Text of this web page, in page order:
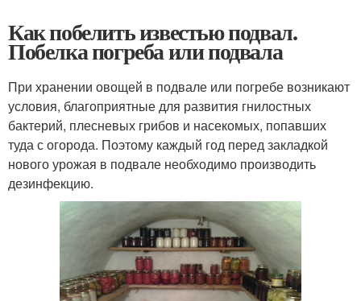
Как побелить известью подвал.
Побелка погреба или подвала
При хранении овощей в подвале или погребе возникают
условия, благоприятные для развития гнилостных
бактерий, плесневых грибов и насекомых, попавших
туда с огорода. Поэтому каждый год перед закладкой
нового урожая в подвале необходимо производить
дезинфекцию.